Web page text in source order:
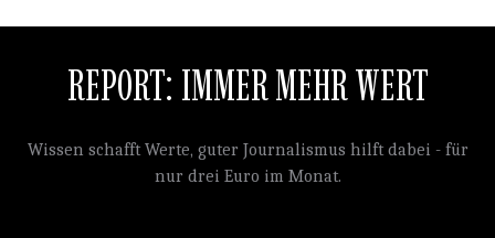
REPORT: IMMER MEHR WERT
Wissen schafft Werte, guter Journalismus hilft dabei - für
nur drei Euro im Monat.